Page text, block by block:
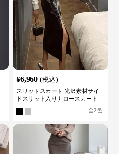
¥6,960 (税込)
スリットスカート 光沢素材サイ
ドスリット入りナロースカート
全2色